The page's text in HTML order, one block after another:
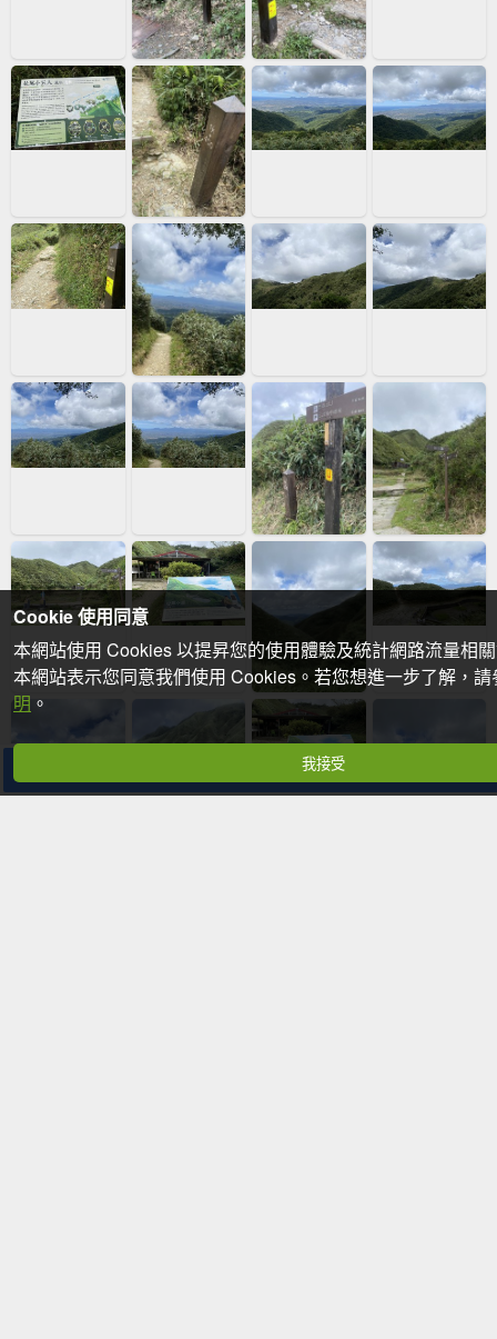
分享
Cookie 使用同意
本網站使用 Cookies 以提昇您的使用體驗及統計網路流量相
本網站表示您同意我們使用 Cookies。若您想進一步了解，
明 。
我接受